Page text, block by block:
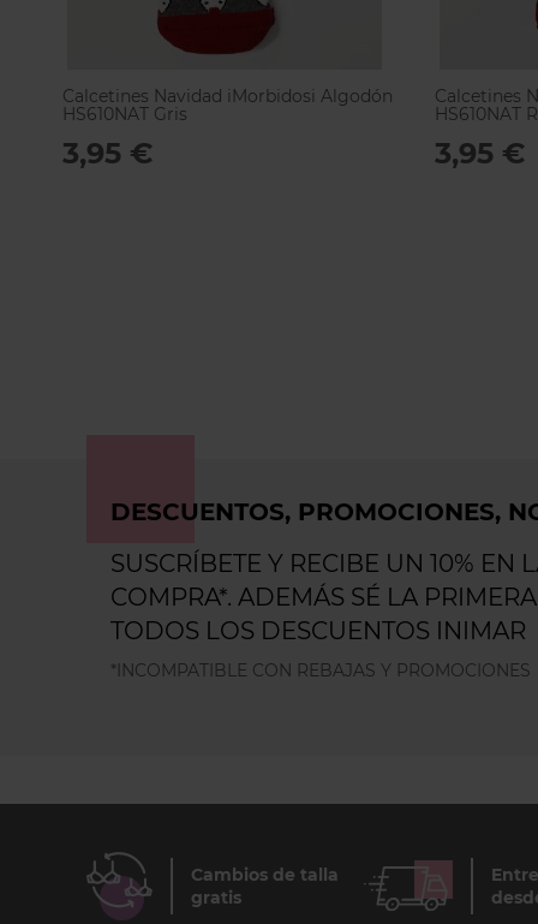
Calcetines Navidad iMorbidosi Algodón
HS610NAT Gris
3,95 €
Calcetines
HS610NAT
3,95 €
DESCUENTOS, PROMOCIONES,
SUSCRÍBETE Y RECIBE UN 10% EN
COMPRA*. ADEMÁS SÉ LA
TODOS LOS DESCUENTOS INIMAR
*INCOMPATIBLE CON REBAJAS Y PROMOCIONES
Cambios de talla
gratis